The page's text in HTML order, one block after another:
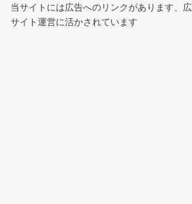
当サイトには広告へのリンクがあります、
サイト運営に活かされています